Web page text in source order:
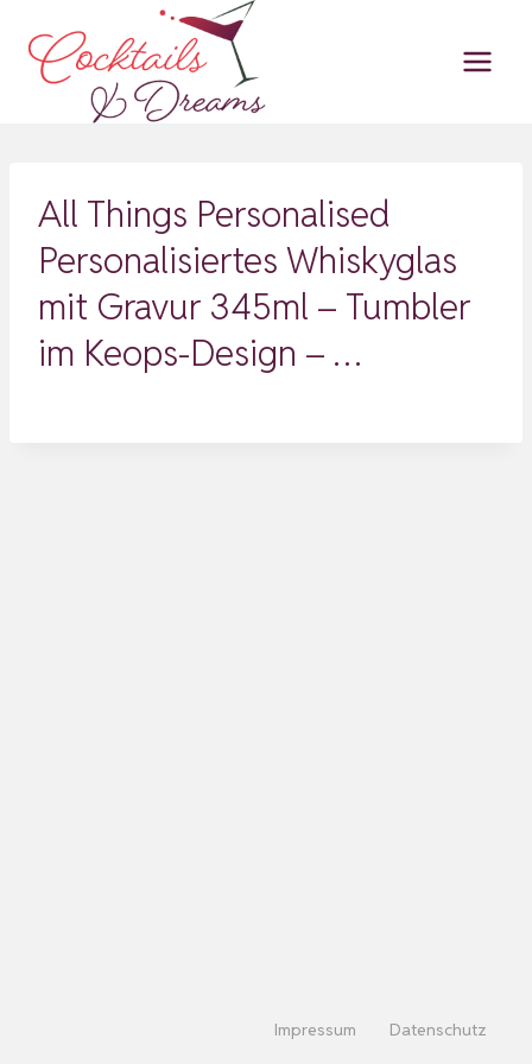
Inhalt
springen
All Things Personalised
Personalisiertes Whiskyglas
mit Gravur 345ml – Tumbler
im Keops-Design – …
Impressum Datenschutz